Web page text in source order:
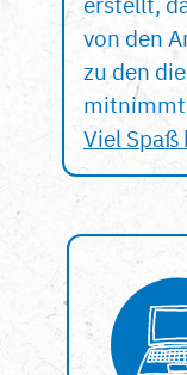
von den
zu den
Viel Spaß